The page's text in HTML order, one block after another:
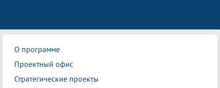
О программе
Проектный офис
Стратегические проекты